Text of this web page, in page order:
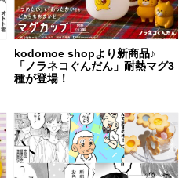
kodomoe shopより新商品♪
「ノラネコぐんだん」耐熱マグ3
種が登場！